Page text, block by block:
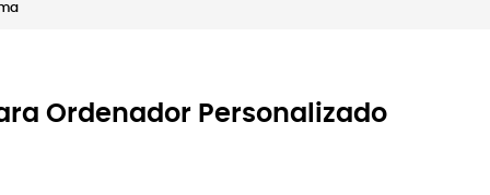
Ordenador Personalizado